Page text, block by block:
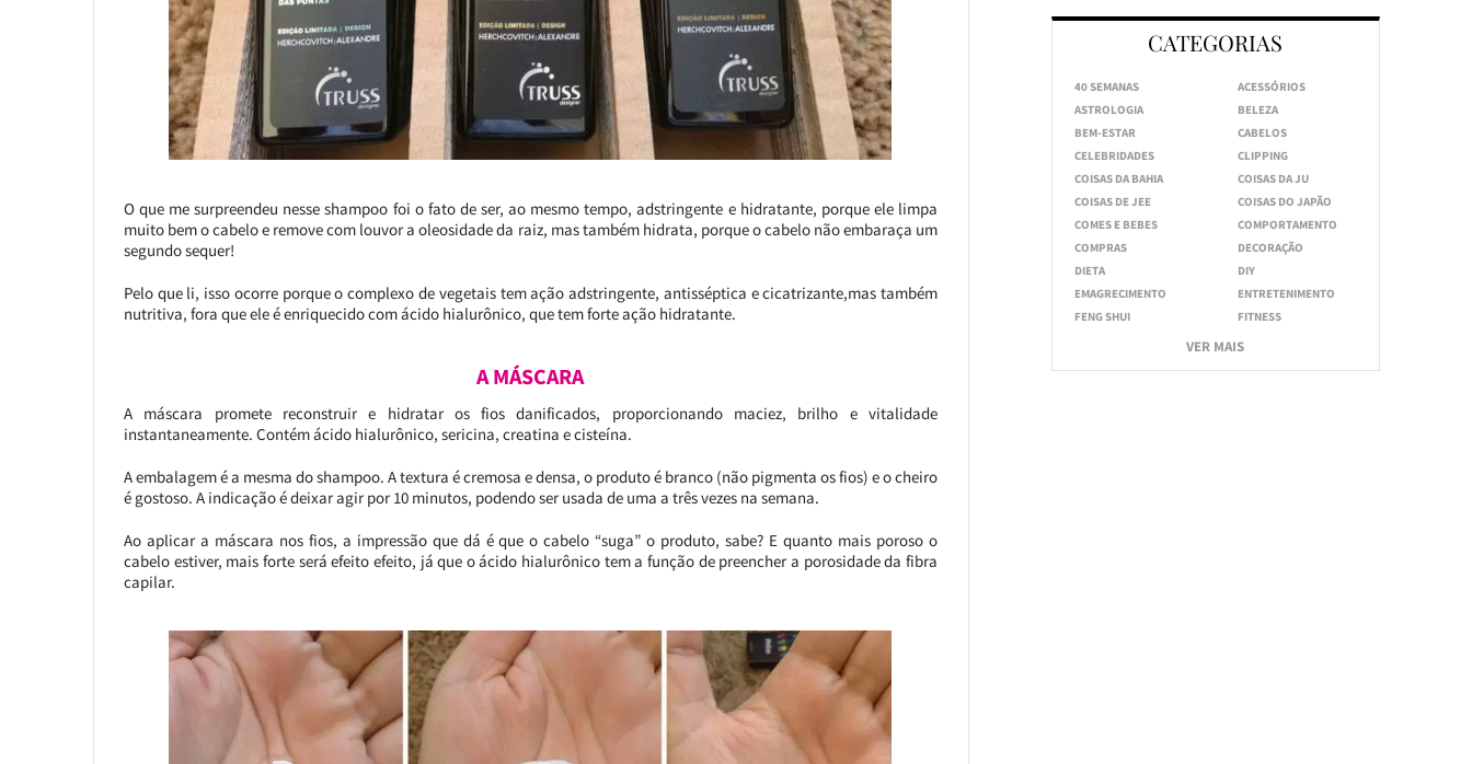
O que me surpreendeu nesse shampoo foi o fato de ser, ao mesmo tempo, adstringente e hidratante, porque ele limpa
muito bem o cabelo e remove com louvor a oleosidade da raiz, mas também hidrata, porque o cabelo não embaraça um
segundo sequer!
Pelo que li, isso ocorre porque o complexo de vegetais tem ação adstringente, antisséptica e cicatrizante,mas também
nutritiva, fora que ele é enriquecido com ácido hialurônico, que tem forte ação hidratante.
A MÁSCARA
A máscara promete reconstruir e hidratar os fios danificados, proporcionando maciez, brilho e vitalidade
instantaneamente. Contém ácido hialurônico, sericina, creatina e cisteína.
A embalagem é a mesma do shampoo. A textura é cremosa e densa, o produto é branco (não pigmenta os fios) e o cheiro
é gostoso. A indicação é deixar agir por 10 minutos, podendo ser usada de uma a três vezes na semana.
Ao aplicar a máscara nos fios, a impressão que dá é que o cabelo “suga” o produto, sabe? E quanto mais poroso o
cabelo estiver, mais forte será efeito efeito, já que o ácido hialurônico tem a função de preencher a porosidade da fibra
capilar.
CATEGORIAS
40 SEMANAS
ACESSÓRIOS
ASTROLOGIA
BELEZA
BEM-ESTAR
CABELOS
CELEBRIDADES
CLIPPING
COISAS DA BAHIA
COISAS DA JU
COISAS DE JEE
COISAS DO JAPÃO
COMES E BEBES
COMPORTAMENTO
COMPRAS
DECORAÇÃO
DIETA
DIY
EMAGRECIMENTO
ENTRETENIMENTO
FENG SHUI
FITNESS
VER MAIS